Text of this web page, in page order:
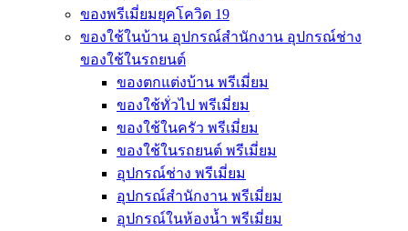
ของพรีเมี่ยมยุคโควิด 19
ของใช้ในบ้าน อุปกรณ์สำนักงาน อุปกรณ์ช่าง
ของใช้ในรถยนต์
ของตกแต่งบ้าน พรีเมี่ยม
ของใช้ทั่วไป พรีเมี่ยม
ของใช้ในครัว พรีเมี่ยม
ของใช้ในรถยนต์ พรีเมี่ยม
อุปกรณ์ช่าง พรีเมี่ยม
อุปกรณ์สำนักงาน พรีเมี่ยม
อุปกรณ์ในห้องน้ำ พรีเมี่ยม